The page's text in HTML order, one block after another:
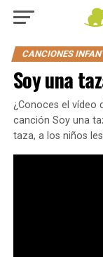
CANCIONES
Soy una
¿Conoces el vídeo
canción Soy una
taza, a los niños